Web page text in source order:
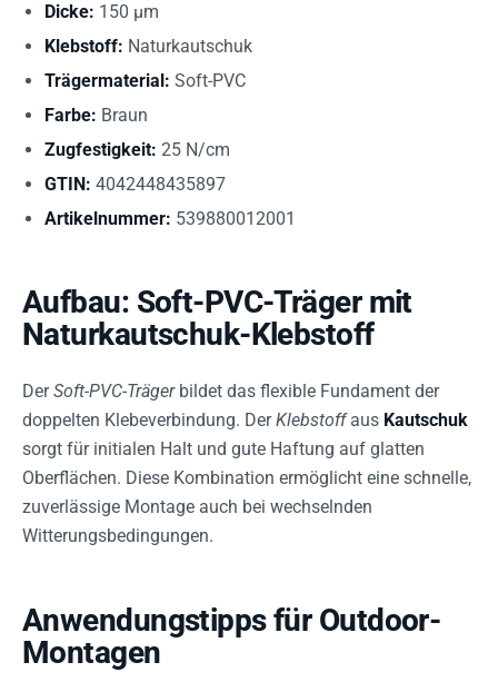
Dicke: 150 µm
Klebstoff: Naturkautschuk
Trägermaterial: Soft-PVC
Farbe: Braun
Zugfestigkeit: 25 N/cm
GTIN: 4042448435897
Artikelnummer: 539880012001
Aufbau: Soft-PVC-Träger mit
Naturkautschuk-Klebstoff
DerSoft-PVC-Trägerbildet das flexible Fundament der
doppelten Klebeverbindung. DerKlebstoffaus Kautschuk
sorgt für initialen Halt und gute Haftung auf glatten
Oberflächen. Diese Kombination ermöglicht eine schnelle,
zuverlässige Montage auch bei wechselnden
Witterungsbedingungen.
Anwendungstipps für Outdoor-
Montagen